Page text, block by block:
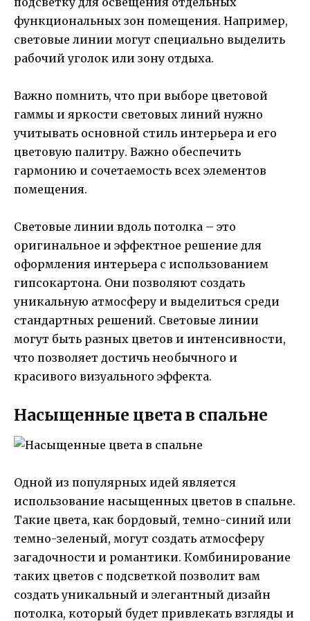
функциональных зон помещения. Например,
световые линии могут специально выделить
рабочий уголок или зону отдыха.
Важно помнить, что при выборе цветовой
гаммы и яркости световых линий нужно
учитывать основной стиль интерьера и его
цветовую палитру. Важно обеспечить
гармонию и сочетаемость всех элементов
помещения.
Световые линии вдоль потолка – это
оригинальное и эффектное решение для
оформления интерьера с использованием
гипсокартона. Они позволяют создать
уникальную атмосферу и выделиться среди
стандартных решений. Световые линии
могут быть разных цветов и интенсивности,
что позволяет достичь необычного и
красивого визуального эффекта.
Насыщенные цвета в спальне
Одной из популярных идей является
использование насыщенных цветов в спальне.
Такие цвета, как бордовый, темно-синий или
темно-зеленый, могут создать атмосферу
загадочности и романтики. Комбинирование
таких цветов с подсветкой позволит вам
создать уникальный и элегантный дизайн
потолка, который будет привлекать взгляды и